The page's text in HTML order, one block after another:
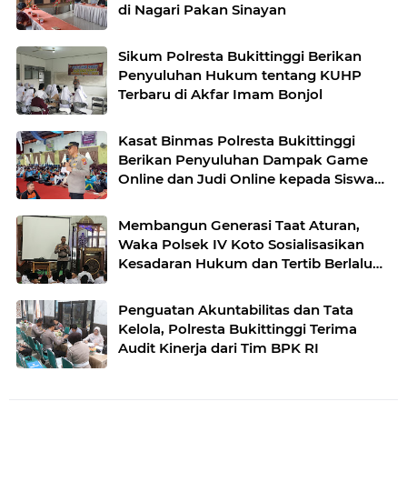
di Nagari Pakan Sinayan
Sikum Polresta Bukittinggi Berikan
Penyuluhan Hukum tentang KUHP
Terbaru di Akfar Imam Bonjol
Kasat Binmas Polresta Bukittinggi
Berikan Penyuluhan Dampak Game
Online dan Judi Online kepada Siswa
Membangun Generasi Taat Aturan,
Waka Polsek IV Koto Sosialisasikan
Kesadaran Hukum dan Tertib Berlalu
Penguatan Akuntabilitas dan Tata
Kelola, Polresta Bukittinggi Terima
Audit Kinerja dari Tim BPK RI